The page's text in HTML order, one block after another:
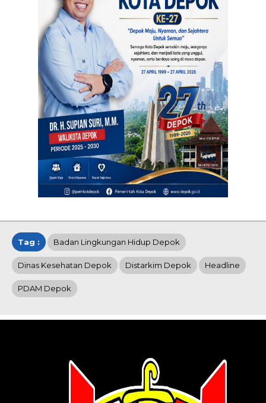
Tag : Badan Lingkungan Hidup Depok
Dinas Kesehatan Depok Distarkim Depok Headline
PDAM Depok